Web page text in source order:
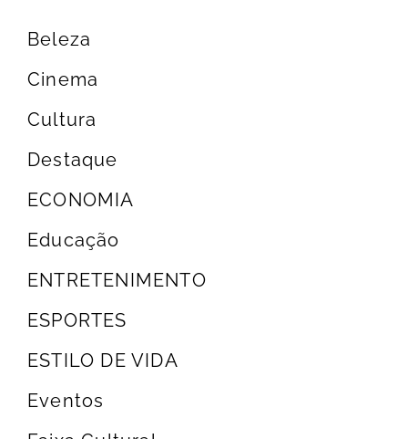
Beleza
Cinema
Cultura
Destaque
ECONOMIA
Educação
ENTRETENIMENTO
ESPORTES
ESTILO DE VIDA
Eventos